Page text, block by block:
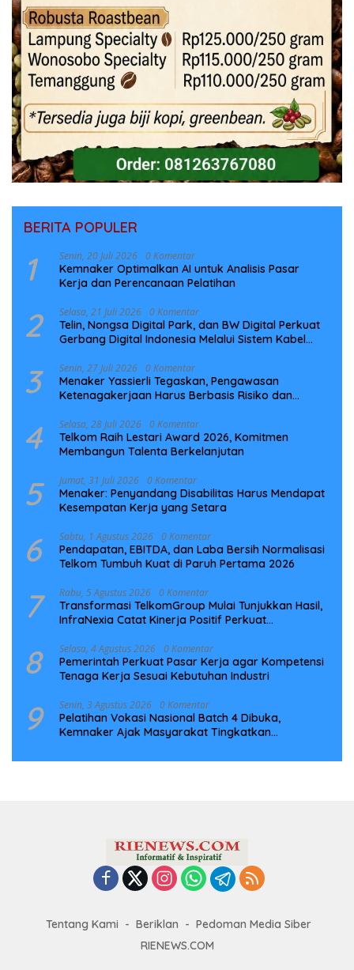
BERITA POPULER
1 Senin, 20 Juli 2026 0 Komentar
Kemnaker Optimalkan AI untuk Analisis Pasar
Kerja dan Perencanaan Pelatihan
2 Selasa, 21 Juli 2026 0 Komentar
Telin, Nongsa Digital Park, dan BW Digital Perkuat
Gerbang Digital Indonesia Melalui Sistem Kabel
3 Senin, 27 Juli 2026 0 Komentar
Menaker Yassierli Tegaskan, Pengawasan
Ketenagakerjaan Harus Berbasis Risiko dan
4 Selasa, 28 Juli 2026 0 Komentar
Telkom Raih Lestari Award 2026, Komitmen
Membangun Talenta Berkelanjutan
5 Jumat, 31 Juli 2026 0 Komentar
Menaker: Penyandang Disabilitas Harus Mendapat
Kesempatan Kerja yang Setara
6 Sabtu, 1 Agustus 2026 0 Komentar
Pendapatan, EBITDA, dan Laba Bersih Normalisasi
Telkom Tumbuh Kuat di Paruh Pertama 2026
7 Rabu, 5 Agustus 2026 0 Komentar
Transformasi TelkomGroup Mulai Tunjukkan Hasil,
InfraNexia Catat Kinerja Positif Perkuat
8 Selasa, 4 Agustus 2026 0 Komentar
Pemerintah Perkuat Pasar Kerja agar Kompetensi
Tenaga Kerja Sesuai Kebutuhan Industri
9 Senin, 3 Agustus 2026 0 Komentar
Pelatihan Vokasi Nasional Batch 4 Dibuka,
Kemnaker Ajak Masyarakat Tingkatkan
Tentang Kami Beriklan
Pedoman Media Siber
RIENEWS.COM